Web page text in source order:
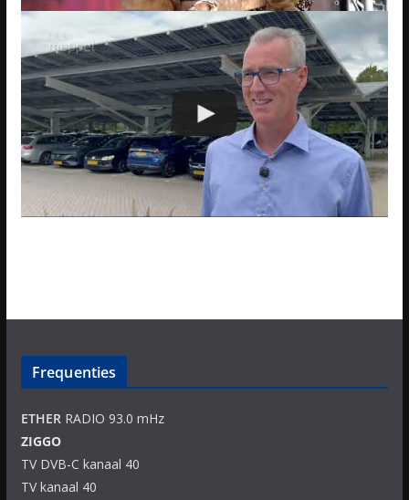
Frequenties
ETHERRADIO 93.0 mHz
ZIGGO
TV DVB-C kanaal 40
TV kanaal 40